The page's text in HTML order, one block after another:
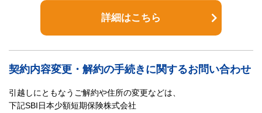
詳細はこちら
契約内容変更・解約の手続きに関するお問い合わせ
引越しにともなうご解約や住所の変更などは、
下記SBI日本少額短期保険株式会社